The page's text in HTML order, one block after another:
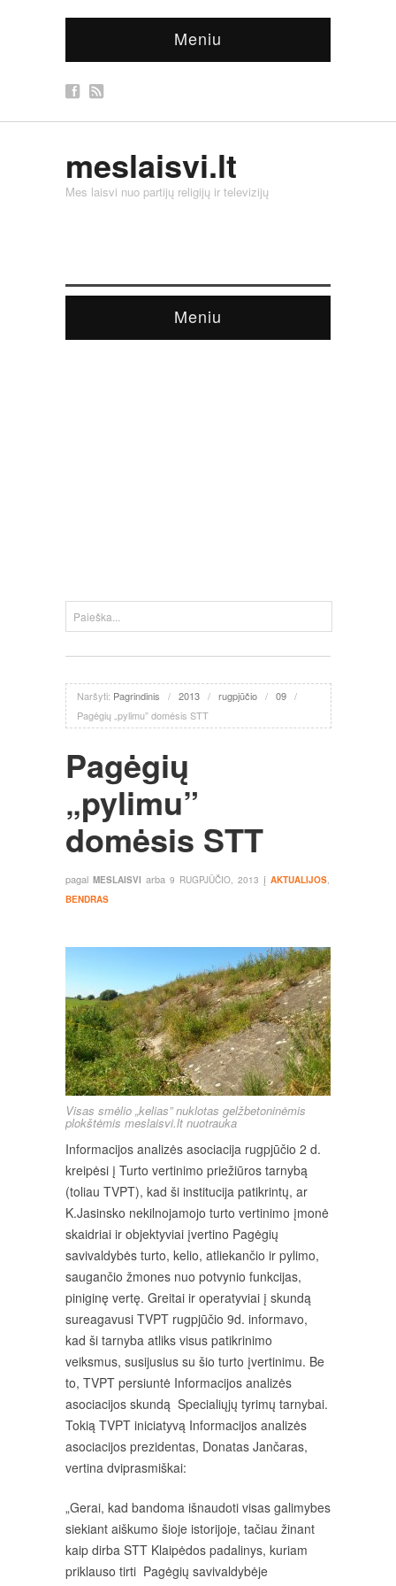
Meniu
meslaisvi.lt
Mes laisvi nuo partijų religijų ir televizijų
Meniu
Naršyti: Pagrindinis / 2013 / rugpjūčio / 09 /
Pagėgių „pylimu” domėsis STT
Pagėgių
„pylimu”
domėsis STT
pagal MESLAISVI arba 9 RUGPJŪČIO, 2013 į AKTUALIJOS,
BENDRAS
Visas smėlio „kelias” nuklotas gelžbetoninėmis
plokštėmis meslaisvi.lt nuotrauka
Informacijos analizės asociacija rugpjūčio 2 d.
kreipėsi į Turto vertinimo priežiūros tarnybą
(toliau TVPT), kad ši institucija patikrintų, ar
K.Jasinsko nekilnojamojo turto vertinimo įmonė
skaidriai ir objektyviai įvertino Pagėgių
savivaldybės turto, kelio, atliekančio ir pylimo,
saugančio žmones nuo potvynio funkcijas,
piniginę vertę. Greitai ir operatyviai į skundą
sureagavusi TVPT rugpjūčio 9d. informavo,
kad ši tarnyba atliks visus patikrinimo
veiksmus, susijusius su šio turto įvertinimu. Be
to, TVPT persiuntė Informacijos analizės
asociacijos skundą Specialiųjų tyrimų tarnybai.
Tokią TVPT iniciatyvą Informacijos analizės
asociacijos prezidentas, Donatas Jančaras,
vertina dviprasmiškai:
„Gerai, kad bandoma išnaudoti visas galimybes
siekiant aiškumo šioje istorijoje, tačiau žinant
kaip dirba STT Klaipėdos padalinys, kuriam
priklauso tirti Pagėgių savivaldybėje